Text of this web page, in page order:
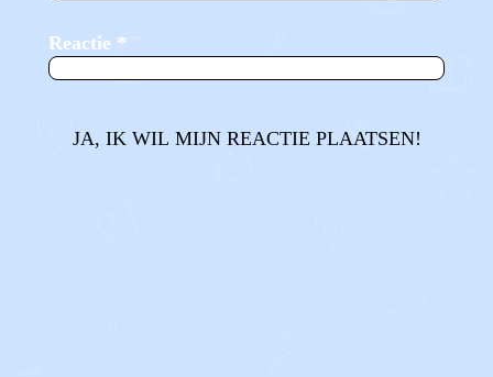
Reactie *
JA, IK WIL MIJN REACTIE PLAATSEN!